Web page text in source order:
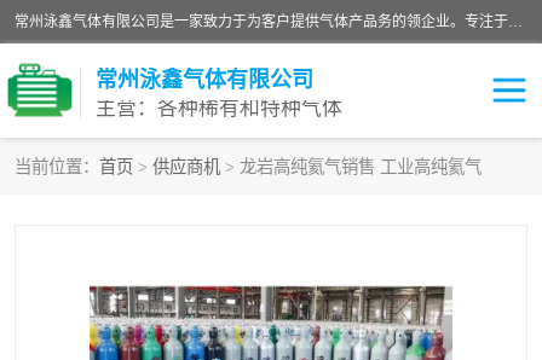
常州泳鑫气体有限公司是一家致力于为客户提供气体产品务的领企业。专注于环氧乙烷剂、环氧乙烷、高纯气体以及稀有和特种气体的研发、生产、销售和配送，产品广泛应用于医疗、电子、科研、化工、食品等多个领域。主要产品有：环氧乙烷灭菌剂，环氧乙烷，高纯氩，氮，氪，氙，氖，氘，笑，氦，氢，氧等各种稀有和特种气体。
常州泳鑫气体有限公司
主营：各种稀有和特种气体
当前位置： 首页 > 供应商机 > 龙岩高纯氦气销售 工业高纯氦气
高纯氮气